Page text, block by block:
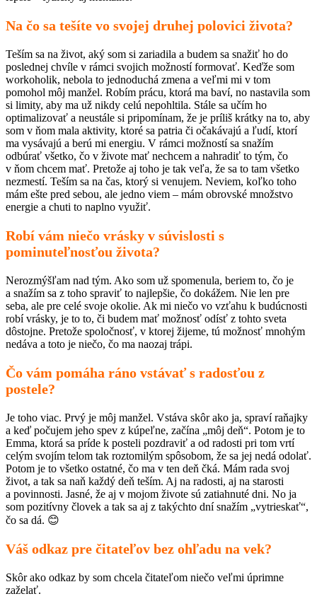
Na čo sa tešíte vo svojej druhej polovici života?
Teším sa na život, aký som si zariadila a budem sa snažiť ho do
poslednej chvíle v rámci svojich možností formovať. Keďže som
workoholik, nebola to jednoduchá zmena a veľmi mi v tom
pomohol môj manžel. Robím prácu, ktorá ma baví, no nastavila som
si limity, aby ma už nikdy celú nepohltila. Stále sa učím ho
optimalizovať a neustále si pripomínam, že je príliš krátky na to, aby
som v ňom mala aktivity, ktoré sa patria či očakávajú a ľudí, ktorí
ma vysávajú a berú mi energiu. V rámci možností sa snažím
odbúrať všetko, čo v živote mať nechcem a nahradiť to tým, čo
v ňom chcem mať. Pretože aj toho je tak veľa, že sa to tam všetko
nezmestí. Teším sa na čas, ktorý si venujem. Neviem, koľko toho
mám ešte pred sebou, ale jedno viem – mám obrovské množstvo
energie a chuti to naplno využiť.
Robí vám niečo vrásky v súvislosti s
pominuteľnosťou života?
Nerozmýšľam nad tým. Ako som už spomenula, beriem to, čo je
a snažím sa z toho spraviť to najlepšie, čo dokážem. Nie len pre
seba, ale pre celé svoje okolie. Ak mi niečo vo vzťahu k budúcnosti
robí vrásky, je to to, či budem mať možnosť odísť z tohto sveta
dôstojne. Pretože spoločnosť, v ktorej žijeme, tú možnosť mnohým
nedáva a toto je niečo, čo ma naozaj trápi.
Čo vám pomáha ráno vstávať s radosťou z
postele?
Je toho viac. Prvý je môj manžel. Vstáva skôr ako ja, spraví raňajky
a keď počujem jeho spev z kúpeľne, začína „môj deň“. Potom je to
Emma, ktorá sa príde k posteli pozdraviť a od radosti pri tom vrtí
celým svojím telom tak roztomilým spôsobom, že sa jej nedá odolať.
Potom je to všetko ostatné, čo ma v ten deň čká. Mám rada svoj
život, a tak sa naň každý deň teším. Aj na radosti, aj na starosti
a povinnosti. Jasné, že aj v mojom živote sú zatiahnuté dni. No ja
som pozitívny človek a tak sa aj z takýchto dní snažím „vytrieskať“,
čo sa dá. 😊
Váš odkaz pre čitateľov bez ohľadu na vek?
Skôr ako odkaz by som chcela čitateľom niečo veľmi úprimne
zaželať.